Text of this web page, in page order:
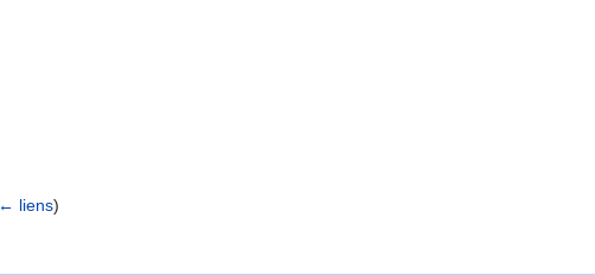
← liens)